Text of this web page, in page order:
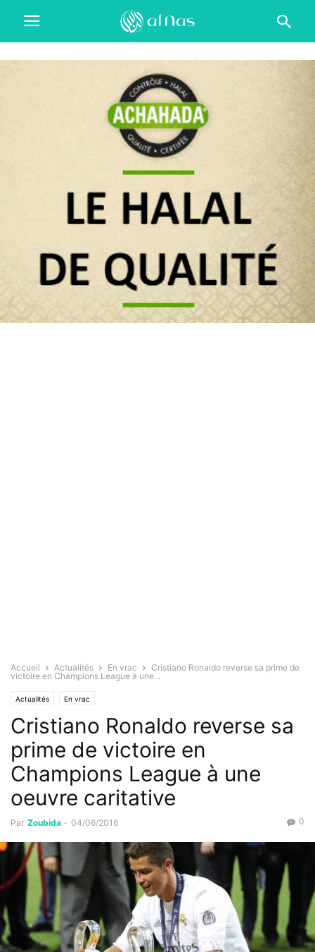
Accueil Actualités En vrac
Cristiano Ronaldo reverse sa prime de
victoire en Champions League à une...
Actualités En vrac
Cristiano Ronaldo reverse sa
prime de victoire en
Champions League à une
oeuvre caritative
Par Zoubida - 04/06/2016 0